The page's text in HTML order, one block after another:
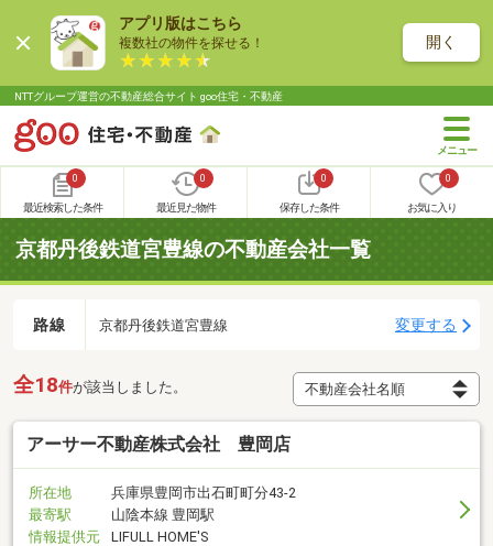
アプリ版はこちら
複数社の物件を探せる！ 開く
NTTグループ運営の不動産総合サイト goo住宅・不動産
0
最近検索した条件
0
最近見た物件
0
保存した条件
0
お気に入り
京都丹後鉄道宮豊線の不動産会社一覧
路線 京都丹後鉄道宮豊線 変更する
全18件が該当しました。
アーサー不動産株式会社 豊岡店
所在地
兵庫県豊岡市出石町町分43-2
最寄駅
山陰本線 豊岡駅
情報提供元
LIFULL HOME'S